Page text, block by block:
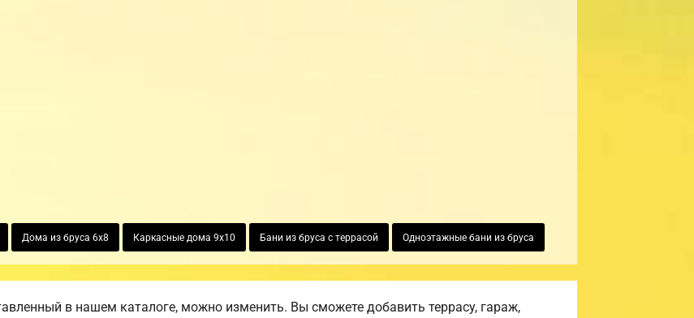
Дома из бруса 6х8 Каркасные дома 9х10 Бани из бруса с террасой Одноэтажные бани из бруса
в нашем каталоге, можно изменить. Вы сможете добавить террасу, гараж,